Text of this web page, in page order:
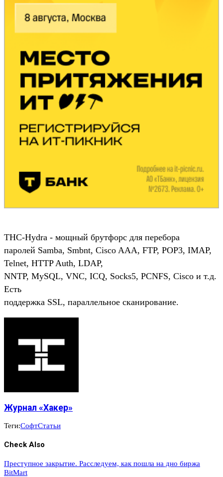
THC-Hydra - мощный брутфорс для перебора
паролей Samba, Smbnt, Cisco AAA, FTP, POP3, IMAP,
Telnet, HTTP Auth, LDAP,
NNTP, MySQL, VNC, ICQ, Socks5, PCNFS, Cisco и т.д.
Eсть
поддержка SSL, параллельное сканирование.
Журнал «Хакер»
Теги:СофтСтатьи
Check Also
Преступное закрытие. Расследуем, как пошла на дно биржа
BitMart